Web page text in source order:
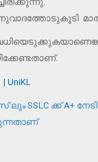
SSLC ക്ക് A+